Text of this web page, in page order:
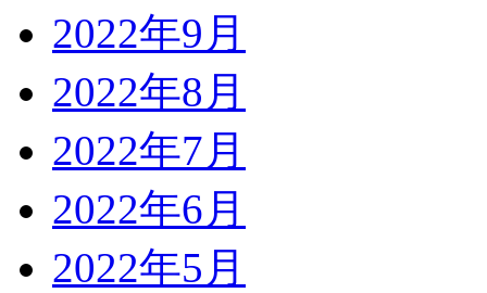
2022年9月
2022年8月
2022年7月
2022年6月
2022年5月